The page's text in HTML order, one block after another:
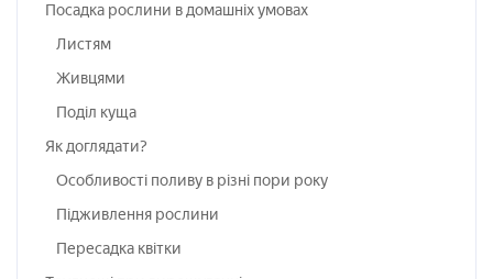
Посадка рослини в домашніх умовах
Листям
Живцями
Поділ куща
Як доглядати?
Особливості поливу в різні пори року
Підживлення рослини
Пересадка квітки